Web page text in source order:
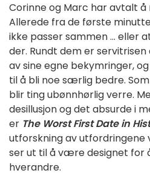
Corinne og Marc har avtalt å
Allerede fra de første
ikke passer sammen ... eller
der. Rundt dem er
av sine egne bekymringer,
til å bli noe særlig bedre.
blir ting ubønnhørlig verre.
desillusjon og det absurde i
er The Worst First Date in
utforskning av utfordringene
ser ut til å være designet for
hverandre.